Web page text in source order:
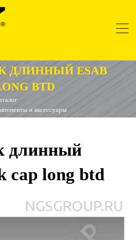
ДЛИННЫЙ ESAB
BTD
и аксессуары
длинный
cap long btd